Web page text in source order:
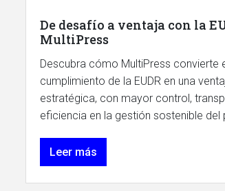
De desafío a ventaja con la
MultiPress
Descubra cómo MultiPress convierte
cumplimiento de la EUDR en una
estratégica, con mayor control,
eficiencia en la gestión sostenible del
Leer más